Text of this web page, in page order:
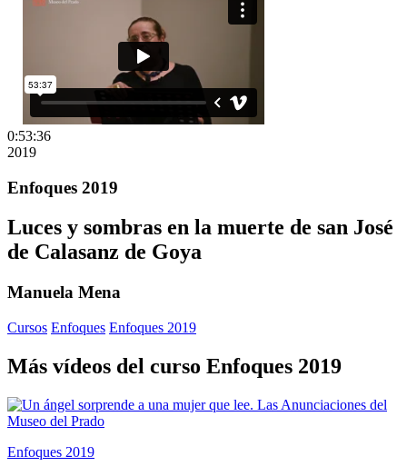
0:53:36
2019
Enfoques 2019
Luces y sombras en la muerte de san José
de Calasanz de Goya
Manuela Mena
Cursos Enfoques Enfoques 2019
Más vídeos del curso Enfoques 2019
Enfoques 2019